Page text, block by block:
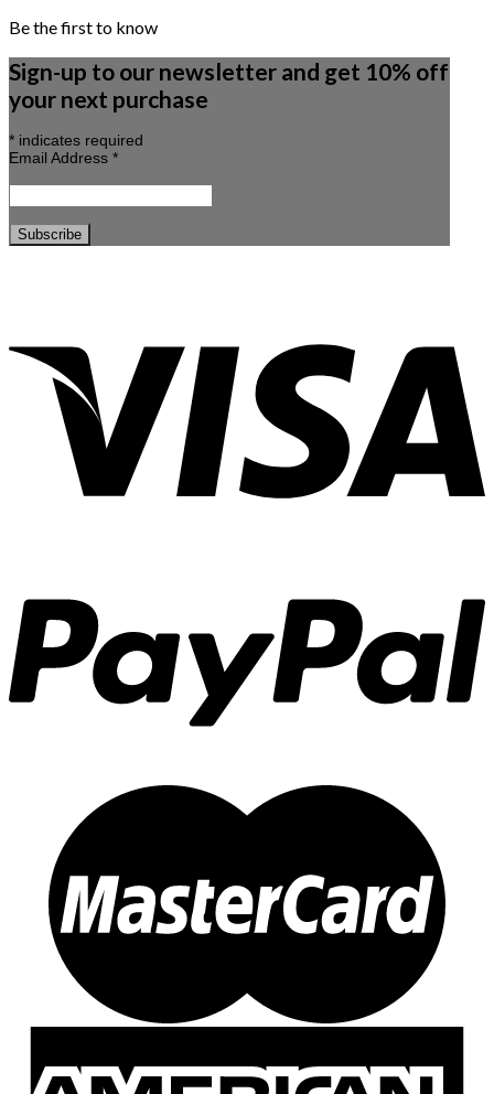
Be the first to know
Sign-up to our newsletter and get 10% off
your next purchase
* indicates required
Email Address *